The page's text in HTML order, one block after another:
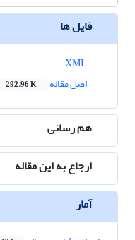
فایل ها
اصل مقاله
292.96 K
هم رسانی
ارجاع به این مقاله
آمار